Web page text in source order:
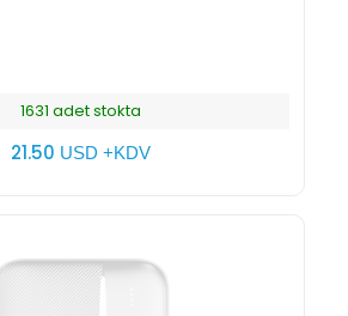
1631 adet stokta
21.50 USD +KDV